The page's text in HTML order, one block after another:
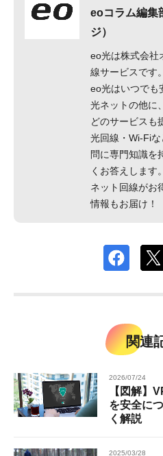
eoコラム編集
ジ）
eo光は株式会社
線サービスです。
eo光はいつでも
光ネットの他に
どのサービスも
光回線・Wi-Fi
問に専門知識を
くお答えします。
ネット回線がお
情報もお届け！
関連
2026/07/24
【図解】
を安全に
く解説
2025/03/28